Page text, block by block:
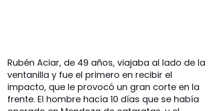
Rubén Aciar, de 49 años, viajaba al lado de la
ventanilla y fue el primero en recibir el
impacto, que le provocó un gran corte en la
frente. El hombre hacía 10 días que se había